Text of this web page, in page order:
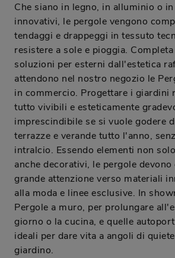
Che siano in legno, in alluminio o
innovativi, le pergole vengono
tendaggi e drappeggi in tessuto
resistere a sole e pioggia.
soluzioni per esterni dall'estetica
attendono nel nostro negozio le
in commercio. Progettare i giardini
tutto vivibili e esteticamente
imprescindibile se si vuole godere
terrazze e verande tutto l'anno,
intralcio. Essendo elementi non
anche decorativi, le pergole devono
grande attenzione verso materiali
alla moda e linee esclusive. In
Pergole a muro, per prolungare
giorno o la cucina, e quelle
ideali per dare vita a angoli di
giardino.